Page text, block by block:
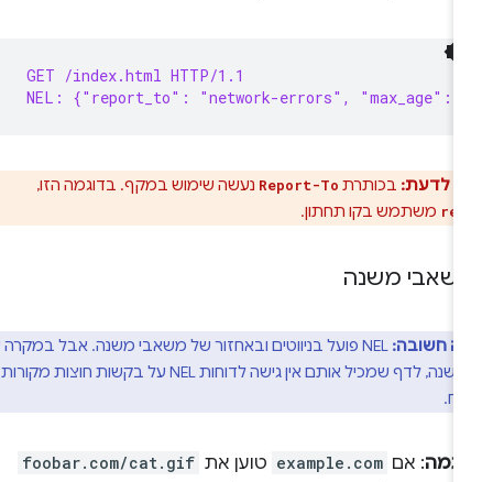
GET /index.html HTTP/1.1
NEL: {"report_to": "network-errors", "max_age":
לדעת:בכותרתReport-Toנעשה שימוש במקף. בדוגמה הזו,
משתמש בקו תחתון.
משנה
חשובה:
NEL פועל בניווטים ובאחזור של משאבי משנה. אבל במקרה של
משאבי משנה, לדף שמכיל אותם אין גישה לדוחות NEL על בקשות חוצות מקורות
: אם example.com טוען את foobar.com/cat.gif